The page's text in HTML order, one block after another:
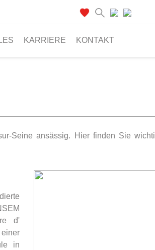
KARRIERE KONTAKT
Seine ansässig. Hier finden Sie
d'
in